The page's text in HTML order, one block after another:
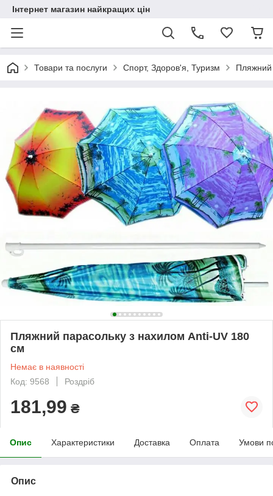
Інтернет магазин найкращих цін
Товари та послуги Спорт, Здоров'я, Туризм Пляжний
Пляжний парасольку з нахилом Anti-UV 180
см
Немає в наявності
Код: 9568
Роздріб
181,99 ₴
Опис Характеристики Доставка Оплата Умови
Опис